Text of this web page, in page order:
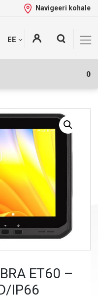
Navigeeri kohale
EE
0
+
ET60 –
IP66